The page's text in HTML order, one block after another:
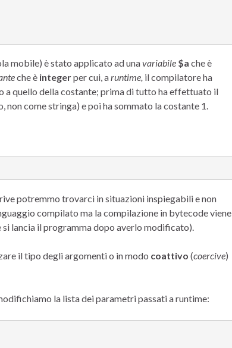
mobile) è stato applicato ad unavariabile $a che è
che è integerper cui, aruntime, il compilatore ha
a quello della costante; prima di tutto ha effettuato il
non come stringa) e poi ha sommato la costante 1.
potremmo trovarci in situazioni inspiegabili e non
compilato ma la compilazione in bytecode viene
lancia il programma dopo averlo modificato).
il tipo degli argomenti o in modo coattivo (coercive)
la lista dei parametri passati a runtime: